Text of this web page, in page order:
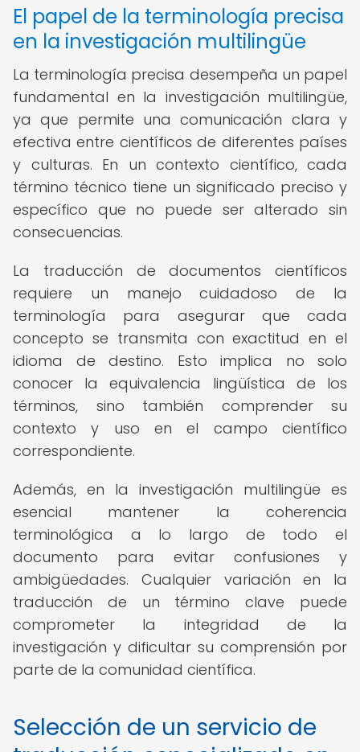
El papel de la terminología precisa
en la investigación multilingüe
La terminología precisa desempeña un papel
fundamental en la investigación multilingüe,
ya que permite una comunicación clara y
efectiva entre científicos de diferentes países
y culturas. En un contexto científico, cada
término técnico tiene un significado preciso y
específico que no puede ser alterado sin
consecuencias.
La traducción de documentos científicos
requiere un manejo cuidadoso de la
terminología para asegurar que cada
concepto se transmita con exactitud en el
idioma de destino. Esto implica no solo
conocer la equivalencia lingüística de los
términos, sino también comprender su
contexto y uso en el campo científico
correspondiente.
Además, en la investigación multilingüe es
esencial mantener la coherencia
terminológica a lo largo de todo el
documento para evitar confusiones y
ambigüedades. Cualquier variación en la
traducción de un término clave puede
comprometer la integridad de la
investigación y dificultar su comprensión por
parte de la comunidad científica.
Selección de un servicio de